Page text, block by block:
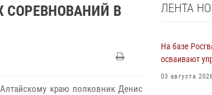
СОРЕВНОВАНИЙ В
краю полковник Денис
ЛЕНТА
На базе
осваивают
03 августа